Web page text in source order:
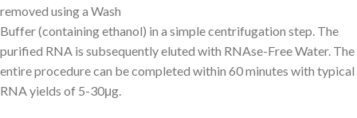
removed using a Wash
Buffer (containing ethanol) in a simple centrifugation step. The
purified RNA is subsequently eluted with RNAse-Free Water. The
entire procedure can be completed within 60 minutes with typical
RNA yields of 5-30μg.